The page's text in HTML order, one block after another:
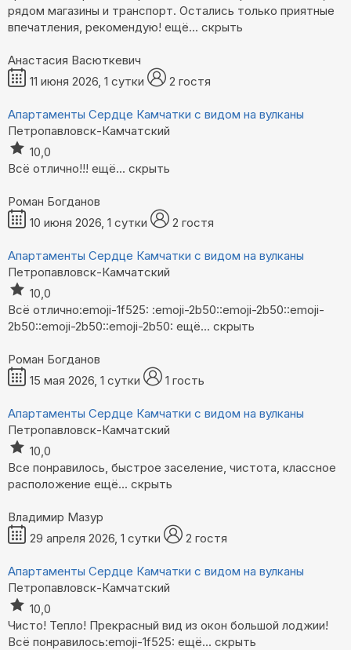
рядом магазины и транспорт. Остались только приятные
впечатления, рекомендую! ещё... скрыть
Анастасия Васюткевич
11 июня 2026, 1 сутки
2 гостя
Апартаменты Сердце Камчатки с видом на вулканы
Петропавловск-Камчатский
10,0
Всё отлично!!! ещё... скрыть
Роман Богданов
10 июня 2026, 1 сутки
2 гостя
Апартаменты Сердце Камчатки с видом на вулканы
Петропавловск-Камчатский
10,0
Всё отлично:emoji-1f525: :emoji-2b50::emoji-2b50::emoji-
2b50::emoji-2b50::emoji-2b50: ещё... скрыть
Роман Богданов
15 мая 2026, 1 сутки
1 гость
Апартаменты Сердце Камчатки с видом на вулканы
Петропавловск-Камчатский
10,0
Все понравилось, быстрое заселение, чистота, классное
расположение ещё... скрыть
Владимир Мазур
29 апреля 2026, 1 сутки
2 гостя
Апартаменты Сердце Камчатки с видом на вулканы
Петропавловск-Камчатский
10,0
Чисто! Тепло! Прекрасный вид из окон большой лоджии!
Всё понравилось:emoji-1f525: ещё... скрыть